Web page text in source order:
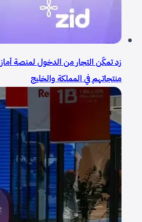
زد تمكّن التجار من الدخول لمنصة
منتجاتهم في المملكة والخليج